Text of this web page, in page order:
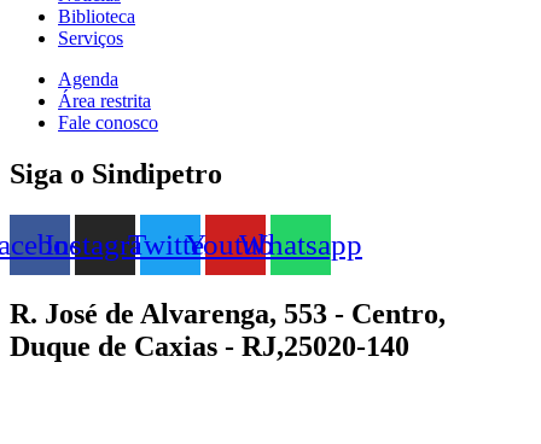
Biblioteca
Serviços
Agenda
Área restrita
Fale conosco
Siga o Sindipetro
InstagramTwitterYoutubeWhatsapp
R. José de Alvarenga, 553 - Centro,
Duque de Caxias - RJ,25020-140